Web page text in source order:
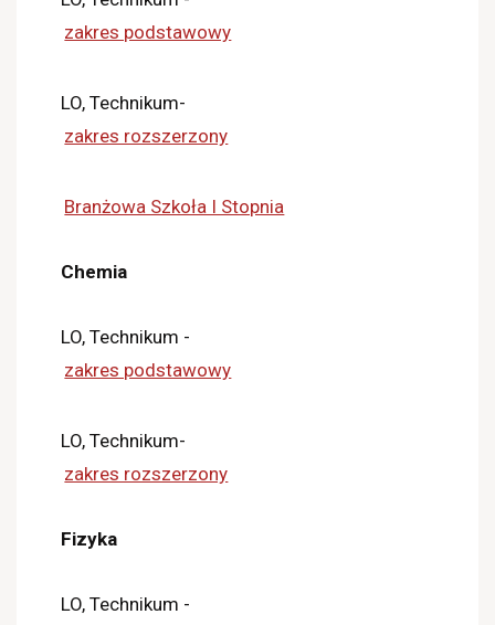
zakres podstawowy
LO, Technikum-
zakres rozszerzony
Branżowa Szkoła I Stopnia
Chemia
LO, Technikum -
zakres podstawowy
LO, Technikum-
zakres rozszerzony
Fizyka
LO, Technikum -